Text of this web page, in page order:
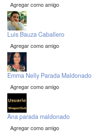
Agregar como amigo
Luis Bauza Caballero
Agregar como amigo
Emma Nelly Parada Maldonado
Agregar como amigo
Ana parada maldonado
Agregar como amigo